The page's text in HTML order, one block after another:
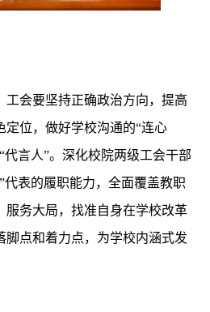
工会要坚持正确政治方向，提高
定位，做好学校沟通的“连心
代言人”。深化校院两级工会干部
代表的履职能力，全面覆盖教职
服务大局，找准自身在学校改革
脚点和着力点，为学校内涵式发